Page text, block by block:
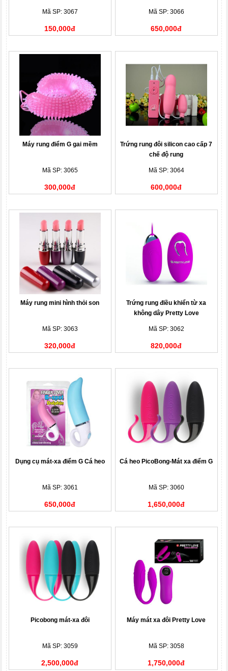
Mã SP: 3067
150,000đ
Mã SP: 3066
650,000đ
Máy rung điểm G gai mềm
Mã SP: 3065
300,000đ
Trứng rung đôi silicon cao cấp 7
chế độ rung
Mã SP: 3064
600,000đ
Máy rung mini hình thỏi son
Mã SP: 3063
320,000đ
Trứng rung điều khiển từ xa
không dây Pretty Love
Mã SP: 3062
820,000đ
Dụng cụ mát-xa điểm G Cá heo
Mã SP: 3061
650,000đ
Cá heo PicoBong-Mát xa điểm G
Mã SP: 3060
1,650,000đ
Picobong mát-xa đôi
Mã SP: 3059
2,500,000đ
Máy mát xa đôi Pretty Love
Mã SP: 3058
1,750,000đ